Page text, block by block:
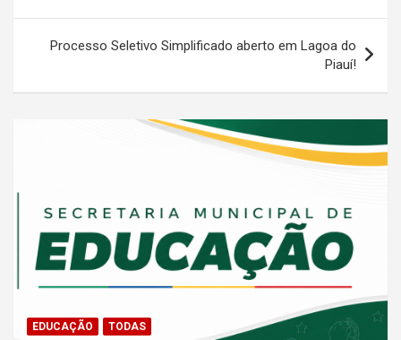
Post
Processo Seletivo Simplificado aberto em Lagoa do
Piauí!
EDUCAÇÃO TODAS